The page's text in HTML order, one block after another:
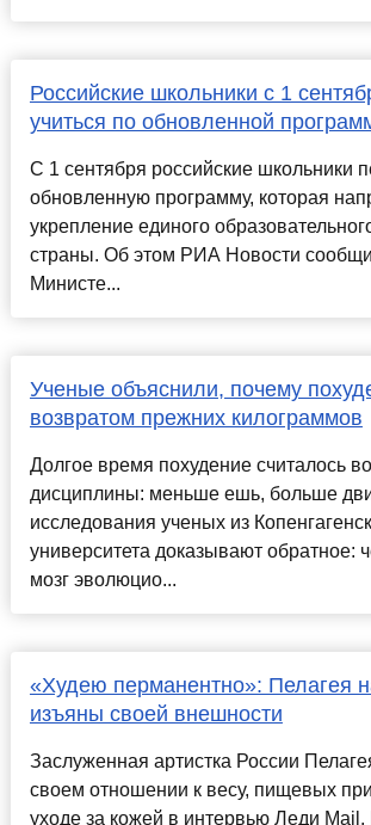
Российские школьники с 1
учиться по обновленной
С 1 сентября российские школьники
обновленную программу, которая
укрепление единого
страны. Об этом РИА Новости
Министе...
Ученые объяснили, почему
возвратом прежних килограммов
Долгое время похудение считалось
дисциплины: меньше ешь, больше
исследования ученых из
университета доказывают обратное:
мозг эволюцио...
«Худею перманентно»: Пелагея
изъяны своей внешности
Заслуженная артистка России
своем отношении к весу, пищевых
уходе за кожей в интервью Леди